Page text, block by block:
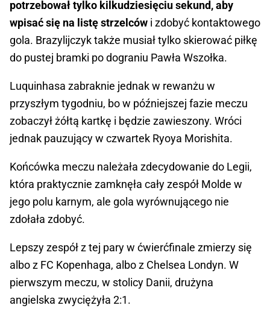
potrzebował tylko kilkudziesięciu sekund, aby
wpisać się na listę strzelców i zdobyć kontaktowego
gola. Brazylijczyk także musiał tylko skierować piłkę
do pustej bramki po dograniu Pawła Wszołka.
Luquinhasa zabraknie jednak w rewanżu w
przyszłym tygodniu, bo w późniejszej fazie meczu
zobaczył żółtą kartkę i będzie zawieszony. Wróci
jednak pauzujący w czwartek Ryoya Morishita.
Końcówka meczu należała zdecydowanie do Legii,
która praktycznie zamknęła cały zespół Molde w
jego polu karnym, ale gola wyrównującego nie
zdołała zdobyć.
Lepszy zespół z tej pary w ćwierćfinale zmierzy się
albo z FC Kopenhaga, albo z Chelsea Londyn. W
pierwszym meczu, w stolicy Danii, drużyna
angielska zwyciężyła 2:1.